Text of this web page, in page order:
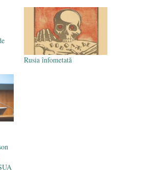
impactul asupra relaţiilor
bilaterale - 9 aprilie
Rusia înfometată